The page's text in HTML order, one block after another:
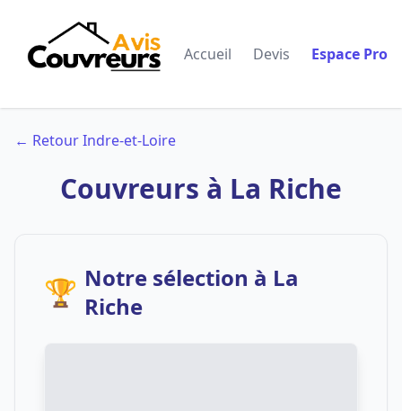
Accueil Devis Espace Pro
← Retour Indre-et-Loire
Couvreurs à La Riche
🏆 Notre sélection à La
Riche